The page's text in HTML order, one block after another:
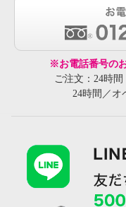
※お電話番号の
ご注文：24時
24時間／オ